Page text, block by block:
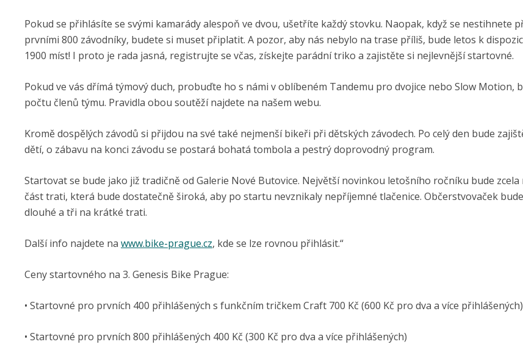
Pokud se přihlásíte se svými kamarády alespoň ve dvou, ušetříte každý stovku. Naopak, když se nestihnete
prvními 800 závodníky, budete si muset připlatit. A pozor, aby nás nebylo na trase příliš, bude letos k
1900 míst! I proto je rada jasná, registrujte se včas, získejte parádní triko a zajistěte si nejlevnější startovné.
Pokud ve vás dřímá týmový duch, probuďte ho s námi v oblíbeném Tandemu pro dvojice nebo Slow Motion,
počtu členů týmu. Pravidla obou soutěží najdete na našem webu.
Kromě dospělých závodů si přijdou na své také nejmenší bikeři při dětských závodech. Po celý den bude
dětí, o zábavu na konci závodu se postará bohatá tombola a pestrý doprovodný program.
Startovat se bude jako již tradičně od Galerie Nové Butovice. Největší novinkou letošního ročníku bude zcela
část trati, která bude dostatečně široká, aby po startu nevznikaly nepříjemné tlačenice. Občerstvovaček
dlouhé a tři na krátké trati.
Další info najdete na www.bike-prague.cz, kde se lze rovnou přihlásit.“
Ceny startovného na 3. Genesis Bike Prague:
• Startovné pro prvních 400 přihlášených s funkčním tričkem Craft 700 Kč (600 Kč pro dva a více přihlášených)
• Startovné pro prvních 800 přihlášených 400 Kč (300 Kč pro dva a více přihlášených)